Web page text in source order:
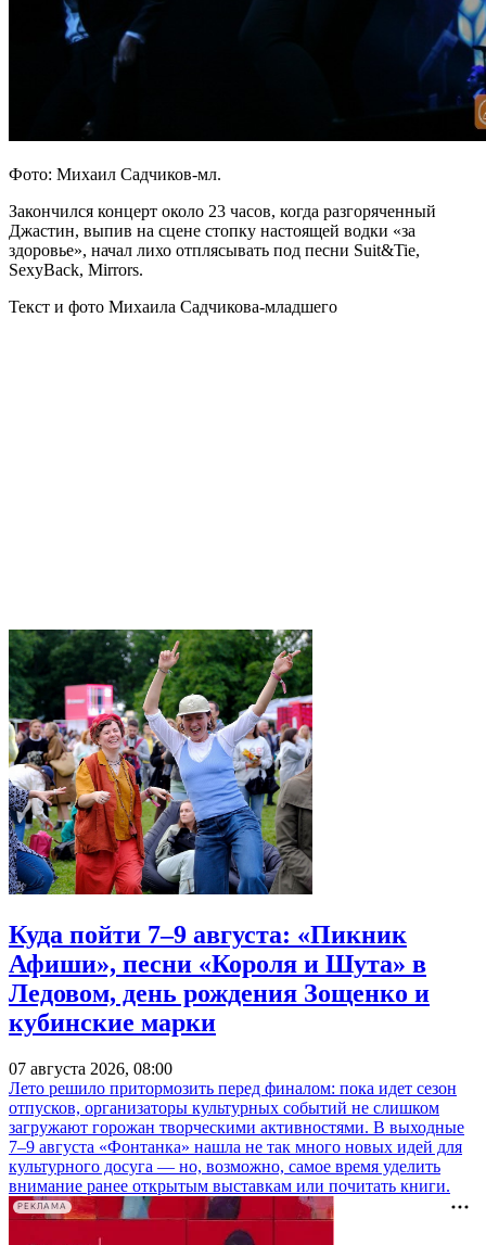
Фото: Михаил Садчиков-мл.
Закончился концерт около 23 часов, когда разгоряченный
Джастин, выпив на сцене стопку настоящей водки «за
здоровье», начал лихо отплясывать под песни Suit&Tie,
SexyBack, Mirrors.
Текст и фото Михаила Садчикова-младшего
Куда пойти 7–9 августа: «Пикник
Афиши», песни «Короля и Шута» в
Ледовом, день рождения Зощенко и
кубинские марки
07 августа 2026, 08:00
Лето решило притормозить перед финалом: пока идет сезон
отпусков, организаторы культурных событий не слишком
загружают горожан творческими активностями. В выходные
7–9 августа «Фонтанка» нашла не так много новых идей для
культурного досуга — но, возможно, самое время уделить
внимание ранее открытым выставкам или почитать книги.
РЕКЛАМА